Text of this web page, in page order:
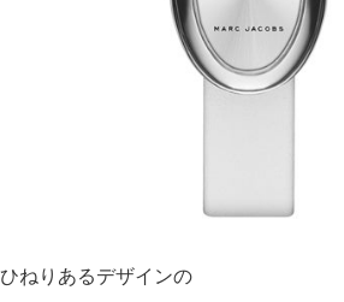
ひねりあるデザインの